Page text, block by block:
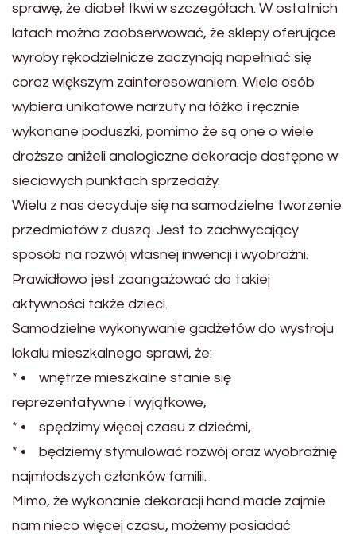
sprawę, że diabeł tkwi w szczegółach. W ostatnich
latach można zaobserwować, że sklepy oferujące
wyroby rękodzielnicze zaczynają napełniać się
coraz większym zainteresowaniem. Wiele osób
wybiera unikatowe narzuty na łóżko i ręcznie
wykonane poduszki, pomimo że są one o wiele
droższe aniżeli analogiczne dekoracje dostępne w
sieciowych punktach sprzedaży.
Wielu z nas decyduje się na samodzielne tworzenie
przedmiotów z duszą. Jest to zachwycający
sposób na rozwój własnej inwencji i wyobraźni.
Prawidłowo jest zaangażować do takiej
aktywności także dzieci.
Samodzielne wykonywanie gadżetów do wystroju
lokalu mieszkalnego sprawi, że:
* • wnętrze mieszkalne stanie się
reprezentatywne i wyjątkowe,
* • spędzimy więcej czasu z dziećmi,
* • będziemy stymulować rozwój oraz wyobraźnię
najmłodszych członków familii.
Mimo, że wykonanie dekoracji hand made zajmie
nam nieco więcej czasu, możemy posiadać